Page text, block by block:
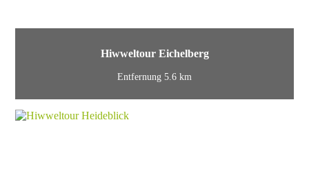
Hiwweltour Eichelberg
Entfernung 5.6 km